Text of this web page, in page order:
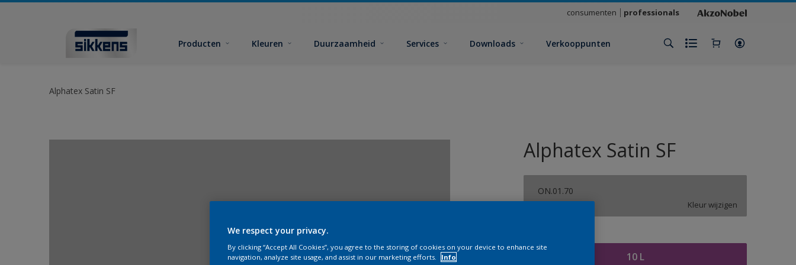
consumenten professionals
Producten Kleuren Duurzaamheid Services Downloads Verkooppunten
Alphatex Satin SF
Alphatex Satin SF
ON.01.70
Kleur wijzigen
10 L
We respect your privacy.
By clicking “Accept All Cookies”, you agree to the storing of cookies on your device to enhance site
navigation, analyze site usage, and assist in our marketing efforts.
Info